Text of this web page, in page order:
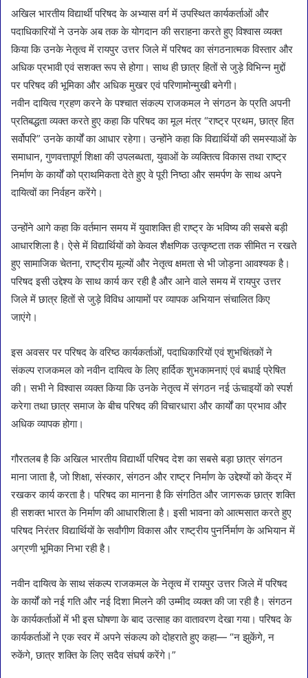
अखिल भारतीय विद्यार्थी परिषद के अभ्यास वर्ग में उपस्थित कार्यकर्ताओं और
पदाधिकारियों ने उनके अब तक के योगदान की सराहना करते हुए विश्वास व्यक्त
किया कि उनके नेतृत्व में रायपुर उत्तर जिले में परिषद का संगठनात्मक विस्तार और
अधिक प्रभावी एवं सशक्त रूप से होगा। साथ ही छात्र हितों से जुड़े विभिन्न मुद्दों
पर परिषद की भूमिका और अधिक मुखर एवं परिणामोन्मुखी बनेगी।
नवीन दायित्व ग्रहण करने के पश्चात संकल्प राजकमल ने संगठन के प्रति अपनी
प्रतिबद्धता व्यक्त करते हुए कहा कि परिषद का मूल मंत्र “राष्ट्र प्रथम, छात्र हित
सर्वोपरि” उनके कार्यों का आधार रहेगा। उन्होंने कहा कि विद्यार्थियों की समस्याओं के
समाधान, गुणवत्तापूर्ण शिक्षा की उपलब्धता, युवाओं के व्यक्तित्व विकास तथा राष्ट्र
निर्माण के कार्यों को प्राथमिकता देते हुए वे पूरी निष्ठा और समर्पण के साथ अपने
दायित्वों का निर्वहन करेंगे।
उन्होंने आगे कहा कि वर्तमान समय में युवाशक्ति ही राष्ट्र के भविष्य की सबसे बड़ी
आधारशिला है। ऐसे में विद्यार्थियों को केवल शैक्षणिक उत्कृष्टता तक सीमित न रखते
हुए सामाजिक चेतना, राष्ट्रीय मूल्यों और नेतृत्व क्षमता से भी जोड़ना आवश्यक है।
परिषद इसी उद्देश्य के साथ कार्य कर रही है और आने वाले समय में रायपुर उत्तर
जिले में छात्र हितों से जुड़े विविध आयामों पर व्यापक अभियान संचालित किए
जाएंगे।
इस अवसर पर परिषद के वरिष्ठ कार्यकर्ताओं, पदाधिकारियों एवं शुभचिंतकों ने
संकल्प राजकमल को नवीन दायित्व के लिए हार्दिक शुभकामनाएं एवं बधाई प्रेषित
की। सभी ने विश्वास व्यक्त किया कि उनके नेतृत्व में संगठन नई ऊंचाइयों को स्पर्श
करेगा तथा छात्र समाज के बीच परिषद की विचारधारा और कार्यों का प्रभाव और
अधिक व्यापक होगा।
गौरतलब है कि अखिल भारतीय विद्यार्थी परिषद देश का सबसे बड़ा छात्र संगठन
माना जाता है, जो शिक्षा, संस्कार, संगठन और राष्ट्र निर्माण के उद्देश्यों को केंद्र में
रखकर कार्य करता है। परिषद का मानना है कि संगठित और जागरूक छात्र शक्ति
ही सशक्त भारत के निर्माण की आधारशिला है। इसी भावना को आत्मसात करते हुए
परिषद निरंतर विद्यार्थियों के सर्वांगीण विकास और राष्ट्रीय पुनर्निर्माण के अभियान में
अग्रणी भूमिका निभा रही है।
नवीन दायित्व के साथ संकल्प राजकमल के नेतृत्व में रायपुर उत्तर जिले में परिषद
के कार्यों को नई गति और नई दिशा मिलने की उम्मीद व्यक्त की जा रही है। संगठन
के कार्यकर्ताओं में भी इस घोषणा के बाद उत्साह का वातावरण देखा गया। परिषद के
कार्यकर्ताओं ने एक स्वर में अपने संकल्प को दोहराते हुए कहा— “न झुकेंगे, न
रुकेंगे, छात्र शक्ति के लिए सदैव संघर्ष करेंगे।”